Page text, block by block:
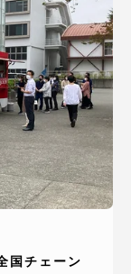
国チェーン